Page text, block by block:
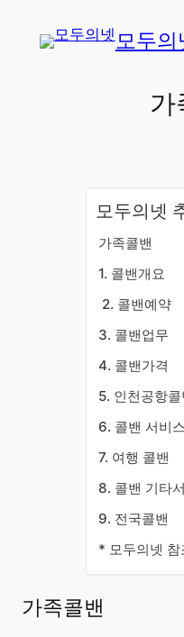
모두의
가
모두의넷
가족콜밴
​1. 콜밴개요
​2. 콜밴예약
3. 콜밴업무
4. 콜밴가격
5. 인천공항콜
6. 콜밴 서비
7. 여행 콜밴
8. 콜밴 기타
9. 전국콜밴
* 모두의넷 참
가족콜밴